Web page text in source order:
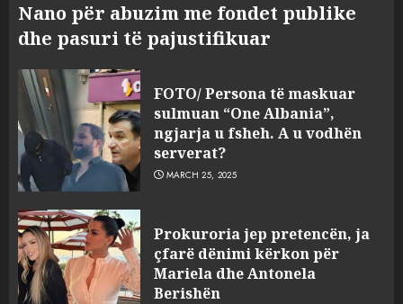
Nano për abuzim me fondet publike
dhe pasuri të pajustifikuar
FOTO/ Persona të maskuar
sulmuan “One Albania”,
ngjarja u fsheh. A u vodhën
serverat?
MARCH 25, 2025
Prokuroria jep pretencën, ja
çfarë dënimi kërkon për
Mariela dhe Antonela
Berishën